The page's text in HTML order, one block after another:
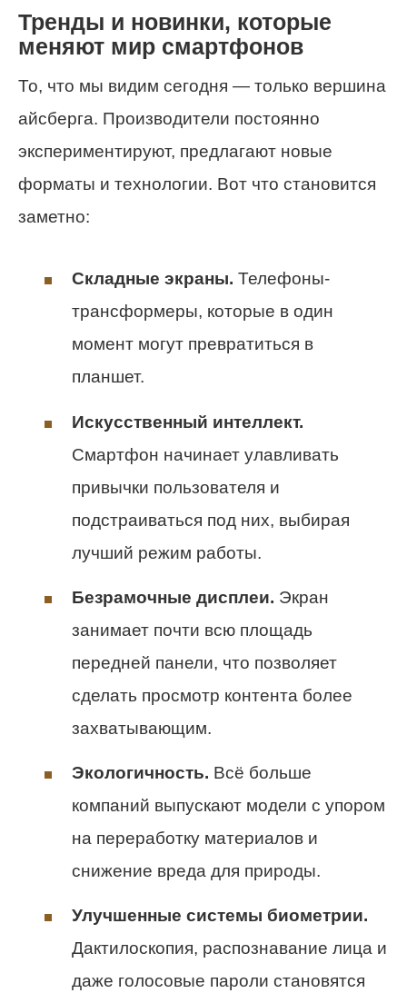
Тренды и новинки, которые
меняют мир смартфонов
То, что мы видим сегодня — только вершина
айсберга. Производители постоянно
экспериментируют, предлагают новые
форматы и технологии. Вот что становится
заметно:
Складные экраны. Телефоны-
трансформеры, которые в один
момент могут превратиться в
планшет.
Искусственный интеллект.
Смартфон начинает улавливать
привычки пользователя и
подстраиваться под них, выбирая
лучший режим работы.
Безрамочные дисплеи. Экран
занимает почти всю площадь
передней панели, что позволяет
сделать просмотр контента более
захватывающим.
Экологичность. Всё больше
компаний выпускают модели с упором
на переработку материалов и
снижение вреда для природы.
Улучшенные системы биометрии.
Дактилоскопия, распознавание лица и
даже голосовые пароли становятся